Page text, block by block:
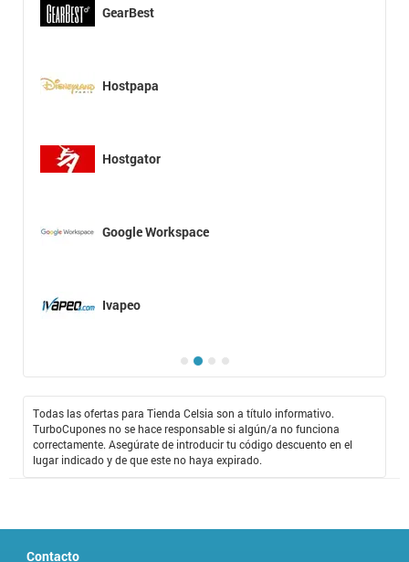
GearBest
Hostpapa
Hostgator
Google Workspace
Ivapeo
Todas las ofertas para Tienda Celsia son a título informativo.
TurboCupones no se hace responsable si algún/a no funciona
correctamente. Asegúrate de introducir tu código descuento en el
lugar indicado y de que este no haya expirado.
Contacto